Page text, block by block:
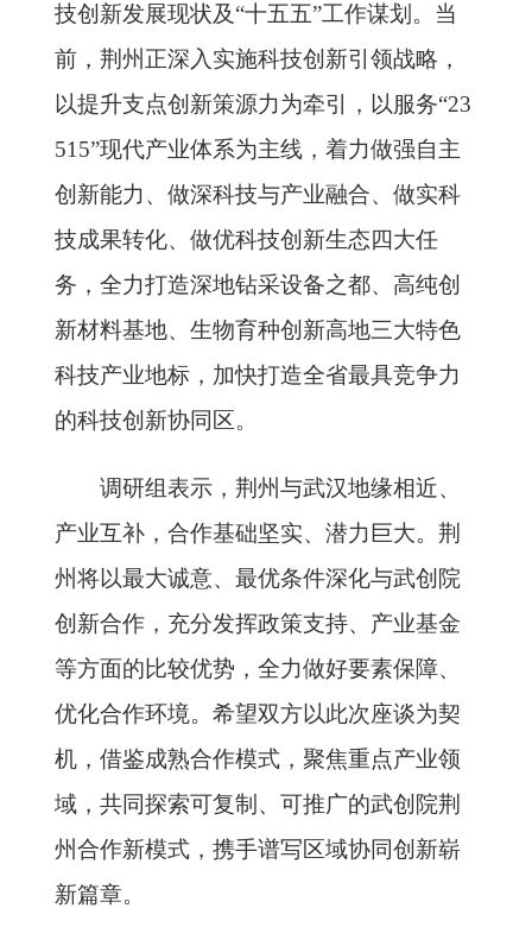
技创新发展现状及“十五五”工作谋划。当
前，荆州正深入实施科技创新引领战略，
以提升支点创新策源力为牵引，以服务“23
515”现代产业体系为主线，着力做强自主
创新能力、做深科技与产业融合、做实科
技成果转化、做优科技创新生态四大任
务，全力打造深地钻采设备之都、高纯创
新材料基地、生物育种创新高地三大特色
科技产业地标，加快打造全省最具竞争力
的科技创新协同区。
调研组表示，荆州与武汉地缘相近、
产业互补，合作基础坚实、潜力巨大。荆
州将以最大诚意、最优条件深化与武创院
创新合作，充分发挥政策支持、产业基金
等方面的比较优势，全力做好要素保障、
优化合作环境。希望双方以此次座谈为契
机，借鉴成熟合作模式，聚焦重点产业领
域，共同探索可复制、可推广的武创院荆
州合作新模式，携手谱写区域协同创新崭
新篇章。